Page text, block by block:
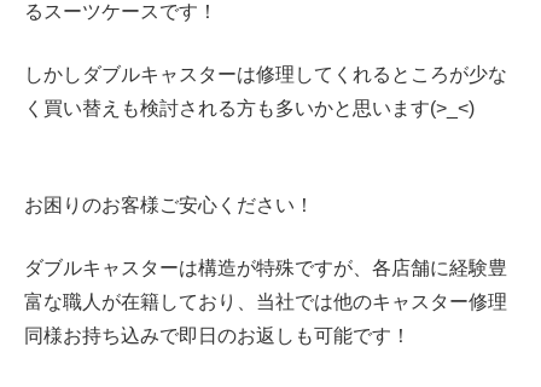
るスーツケースです！
しかしダブルキャスターは修理してくれるところが少な
く買い替えも検討される方も多いかと思います(>_<)
お困りのお客様ご安心ください！
ダブルキャスターは構造が特殊ですが、各店舗に経験豊
富な職人が在籍しており、当社では他のキャスター修理
同様お持ち込みで即日のお返しも可能です！